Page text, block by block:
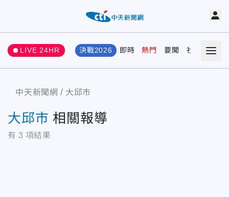
LIVE 24HR 決戰2026 即時 熱門 要聞 社會 娛樂
中天新聞網 大邱市
大邱市 相關報導
有 3 項結果